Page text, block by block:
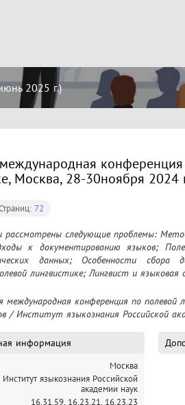
2025 г.)
Москва, 28-30ноября 2024
72
рассмотрены следующие проблемы:
к документированию языков;
данных; Особенности
лингвистике; Лингвист и языковая
/ Институт языкознания Российской
информация
Москва
Институт языкознания Российской
академии наук
16.31.59, 16.23.21, 16.23.23